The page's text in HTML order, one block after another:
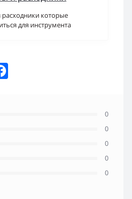
расходники которые
для инструмента
0
0
0
0
0